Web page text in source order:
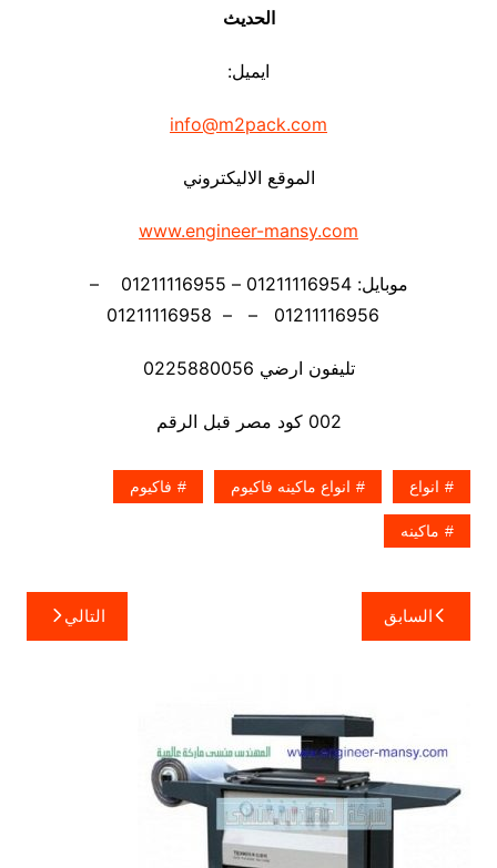
الحديث
ايميل:
info@m2pack.com
الموقع الاليكتروني
www.engineer-mansy.com
موبايل: 01211116954 – 01211116955 –
تليفون ارضي 0225880056
002 كود مصر قبل الرقم
انواع انواع ماكينه فاكيوم فاكيوم
ماكينه
تصفّح
المقالات
السابق التالي